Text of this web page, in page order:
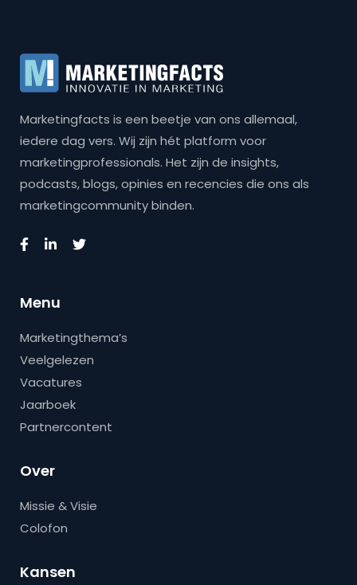
Marketingfacts is een beetje van ons allemaal,
iedere dag vers. Wij zijn hét platform voor
marketingprofessionals. Het zijn de insights,
podcasts, blogs, opinies en recencies die ons als
marketingcommunity binden.
Menu
Marketingthema’s
Veelgelezen
Vacatures
Jaarboek
Partnercontent
Over
Missie & Visie
Colofon
Kansen